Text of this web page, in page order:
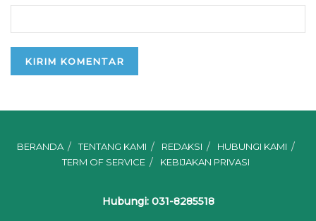
BERANDA TENTANG KAMI REDAKSI
HUBUNGI KAMI
TERM OF SERVICE
KEBIJAKAN PRIVASI
Hubungi: 031-8285518